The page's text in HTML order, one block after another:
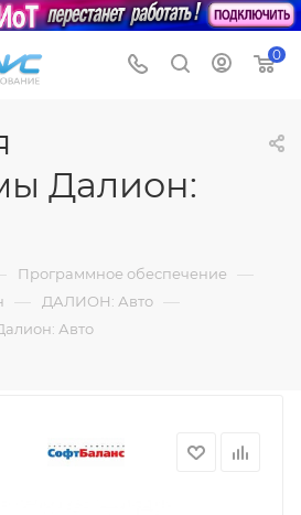
0
Далион:
Программное обеспечение —
— ДАЛИОН: Авто —
Авто